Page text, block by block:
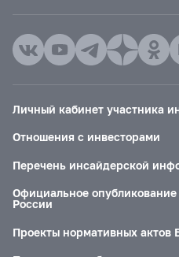
Личный кабинет участника
Отношения с инвесторами
Перечень инсайдерской
Официальное
России
Проекты нормативных актов